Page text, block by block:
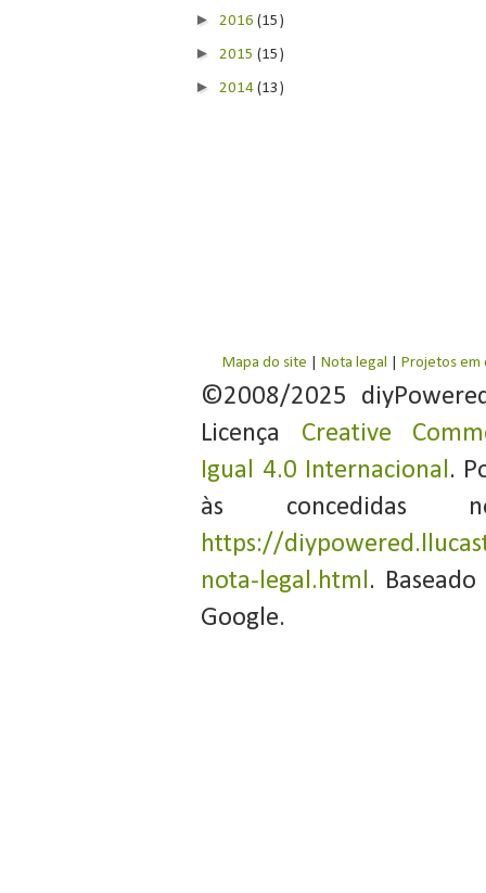
► 2016(15)
► 2015(15)
► 2014(13)
Mapa do site Nota legal Projetos em
©2008/2025
Licença Creative
Igual 4.0 Internacional.
às concedidas
https://
nota-legal.html.
Google.